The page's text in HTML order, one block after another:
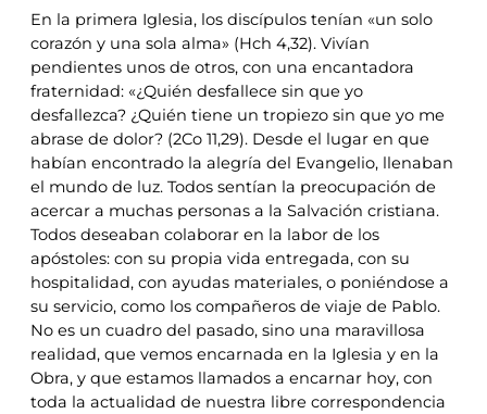
En la primera Iglesia, los discípulos tenían «un solo
corazón y una sola alma» (Hch 4,32). Vivían
pendientes unos de otros, con una encantadora
fraternidad: «¿Quién desfallece sin que yo
desfallezca? ¿Quién tiene un tropiezo sin que yo me
abrase de dolor? (2Co 11,29). Desde el lugar en que
habían encontrado la alegría del Evangelio, llenaban
el mundo de luz. Todos sentían la preocupación de
acercar a muchas personas a la Salvación cristiana.
Todos deseaban colaborar en la labor de los
apóstoles: con su propia vida entregada, con su
hospitalidad, con ayudas materiales, o poniéndose a
su servicio, como los compañeros de viaje de Pablo.
No es un cuadro del pasado, sino una maravillosa
realidad, que vemos encarnada en la Iglesia y en la
Obra, y que estamos llamados a encarnar hoy, con
toda la actualidad de nuestra libre correspondencia